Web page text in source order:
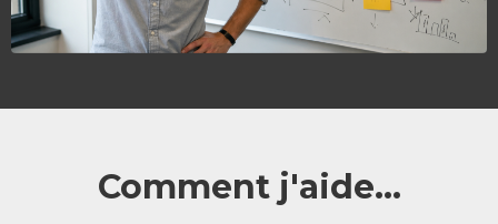
Comment j'aide...